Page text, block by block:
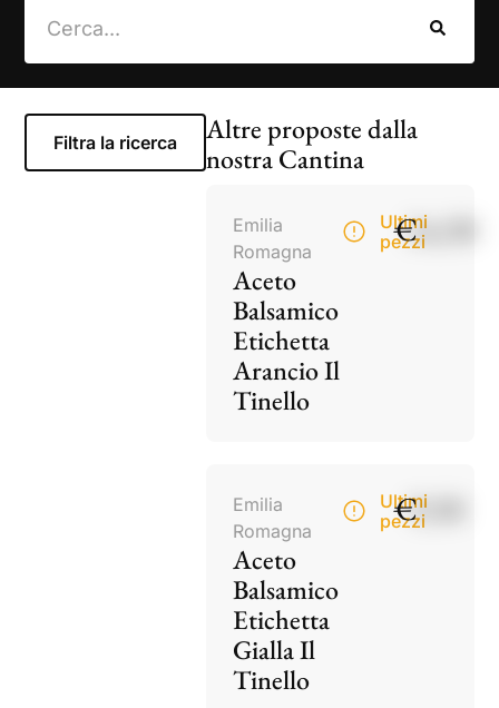
Filtra la ricerca
Altre proposte dalla
nostra Cantina
Emilia
Romagna
Aceto
Balsamico
Etichetta
Arancio Il
Tinello
Ultimi
pezzi
€14,50
Emilia
Romagna
Aceto
Balsamico
Etichetta
Gialla Il
Tinello
Ultimi
pezzi
€9,50